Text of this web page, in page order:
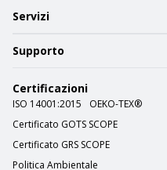
Servizi
Supporto
Certificazioni
ISO 14001:2015
OEKO-TEX®
Certificato GOTS SCOPE
Certificato GRS SCOPE
Politica Ambientale